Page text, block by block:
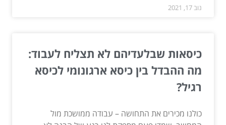
נוב 17, 2021
כיסאות שבלעדיהם לא תצליח לעבוד:
מה ההבדל בין כיסא ארגונומי לכיסא
רגיל?
כולנו מכירים את התחושה – עבודה ממושכת מול